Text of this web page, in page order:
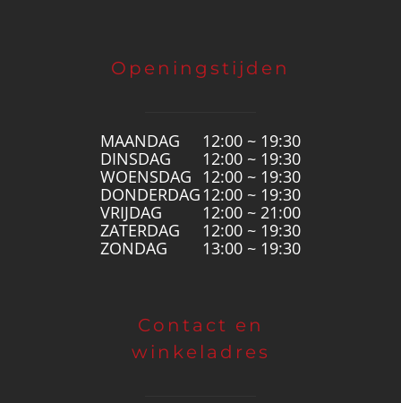
Openingstijden
MAANDAG
12:00 ~ 19:30
DINSDAG
12:00 ~ 19:30
WOENSDAG
12:00 ~ 19:30
DONDERDAG 12:00 ~ 19:30
VRIJDAG
12:00 ~ 21:00
ZATERDAG
12:00 ~ 19:30
ZONDAG
13:00 ~ 19:30
Contact en
winkeladres